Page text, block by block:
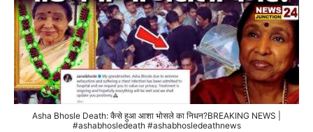
Asha Bhosle Death: कैसे हुआ आशा भोसले का निधन?BREAKING NEWS |
#ashabhosledeath #ashabhosledeathnews